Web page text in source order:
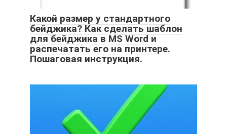
Какой размер у стандартного
бейджика? Как сделать шаблон
для бейджика в MS Word и
распечатать его на принтере.
Пошаговая инструкция.